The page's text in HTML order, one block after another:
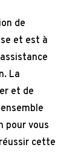
de
et est à
La
et de
pour vous
cette